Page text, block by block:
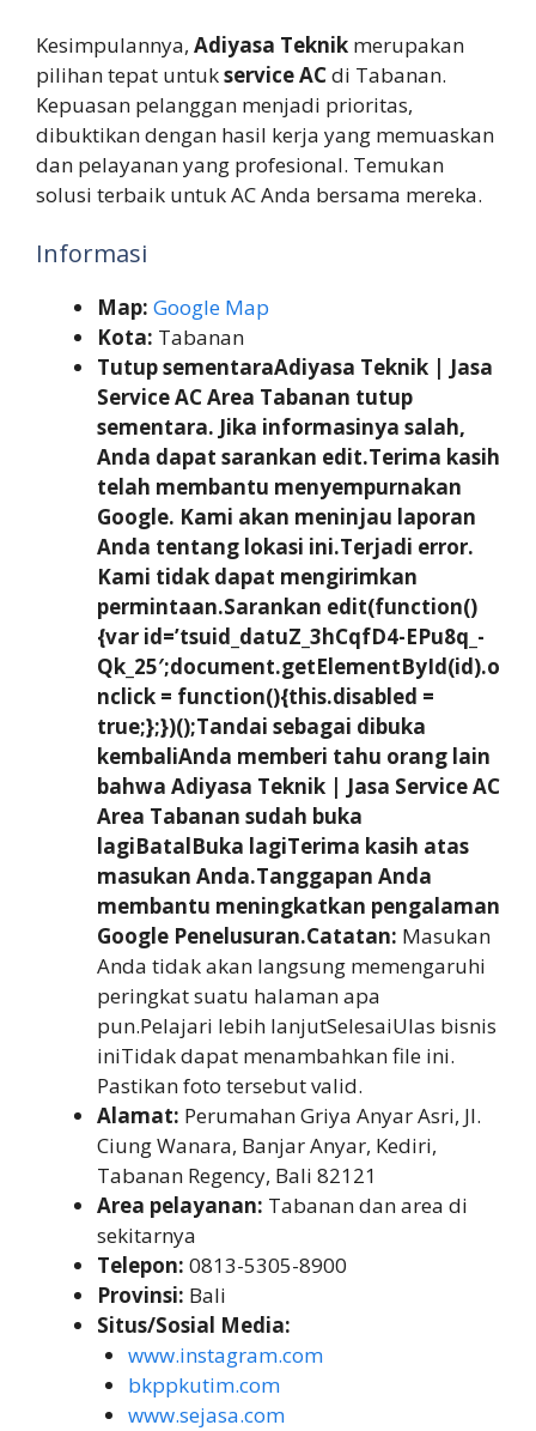
Kesimpulannya, Adiyasa Teknik merupakan
pilihan tepat untukservice ACdi Tabanan.
Kepuasan pelanggan menjadi prioritas,
dibuktikan dengan hasil kerja yang memuaskan
dan pelayanan yang profesional. Temukan
solusi terbaik untuk AC Anda bersama mereka.
Informasi
Map: Google Map
Kota: Tabanan
Tutup sementaraAdiyasa Teknik | Jasa
Service AC Area Tabanan tutup
sementara. Jika informasinya salah,
Anda dapat sarankan edit.Terima kasih
telah membantu menyempurnakan
Google. Kami akan meninjau laporan
Anda tentang lokasi ini.Terjadi error.
Kami tidak dapat mengirimkan
permintaan.Sarankan edit(function()
{var id=’tsuid_datuZ_3hCqfD4-EPu8q_-
Qk_25′;document.getElementById(id).o
nclick = function(){this.disabled =
true;};})();Tandai sebagai dibuka
kembaliAnda memberi tahu orang lain
bahwa Adiyasa Teknik | Jasa Service AC
Area Tabanan sudah buka
lagiBatalBuka lagiTerima kasih atas
masukan Anda.Tanggapan Anda
membantu meningkatkan pengalaman
Google Penelusuran.Catatan: Masukan
Anda tidak akan langsung memengaruhi
peringkat suatu halaman apa
pun.Pelajari lebih lanjutSelesaiUlas bisnis
iniTidak dapat menambahkan file ini.
Pastikan foto tersebut valid.
Alamat: Perumahan Griya Anyar Asri, Jl.
Ciung Wanara, Banjar Anyar, Kediri,
Tabanan Regency, Bali 82121
Area pelayanan: Tabanan dan area di
sekitarnya
Telepon: 0813-5305-8900
Provinsi: Bali
Situs/Sosial Media:
www.instagram.com
bkppkutim.com
www.sejasa.com